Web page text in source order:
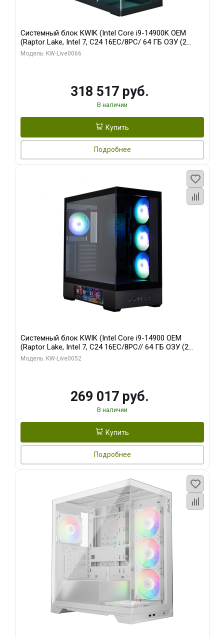
Системный блок KWIK (Intel Core i9-14900K OEM
(Raptor Lake, Intel 7, C24 16EC/8PC/ 64 ГБ ОЗУ (2
модуля)/ Gigabyte RTX5080 XTREME WATERFORCE
Модель: KW-Live0066
318 517 руб.
В наличии
Купить
Подробнее
Системный блок KWIK (Intel Core i9-14900 OEM
(Raptor Lake, Intel 7, C24 16EC/8PC// 64 ГБ ОЗУ (2
модуля)/ Palit RTX5080 GAMINGPRO OC 16GB GDDR7
Модель: KW-Live0052
269 017 руб.
В наличии
Купить
Подробнее